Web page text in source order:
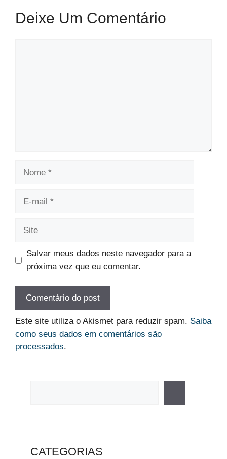
Deixe Um Comentário
Salvar meus dados neste navegador para a
próxima vez que eu comentar.
Este site utiliza o Akismet para reduzir spam. Saiba
como seus dados em comentários são
processados.
CATEGORIAS